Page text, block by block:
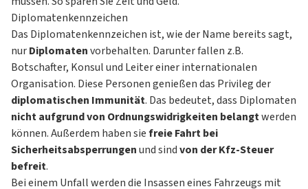
Diplomatenkennzeichen
Das Diplomatenkennzeichen ist, wie der Name bereits sagt,
nurDiplomatenvorbehalten. Darunter fallen z.B.
Botschafter, Konsul und Leiter einer internationalen
Organisation. Diese Personen genießen das Privileg der
diplomatischen Immunität. Das bedeutet, dass Diplomaten
nicht aufgrund von Ordnungswidrigkeiten belangtwerden
können. Außerdem haben siefreie Fahrt bei
Sicherheitsabsperrungenund sindvon der Kfz-Steuer
befreit.
Bei einem Unfall werden die Insassen eines Fahrzeugs mit